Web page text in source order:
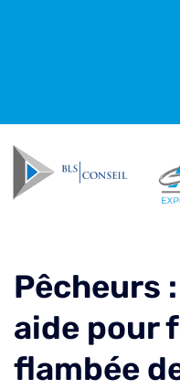
Pêcheurs
aide pour
flambée